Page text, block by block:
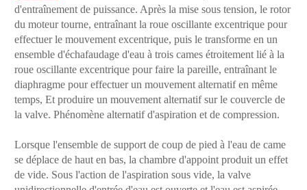
d'entraînement de puissance. Après la mise sous tension, le rotor
du moteur tourne, entraînant la roue oscillante excentrique pour
effectuer le mouvement excentrique, puis le transforme en un
ensemble d'échafaudage d'eau à trois cames étroitement lié à la
roue oscillante excentrique pour faire la pareille, entraînant le
diaphragme pour effectuer un mouvement alternatif en même
temps, Et produire un mouvement alternatif sur le couvercle de
la valve. Phénomène alternatif d'aspiration et de compression.
Lorsque l'ensemble de support de coup de pied à l'eau de came
se déplace de haut en bas, la chambre d'appoint produit un effet
de vide. Sous l'action de l'aspiration sous vide, la valve